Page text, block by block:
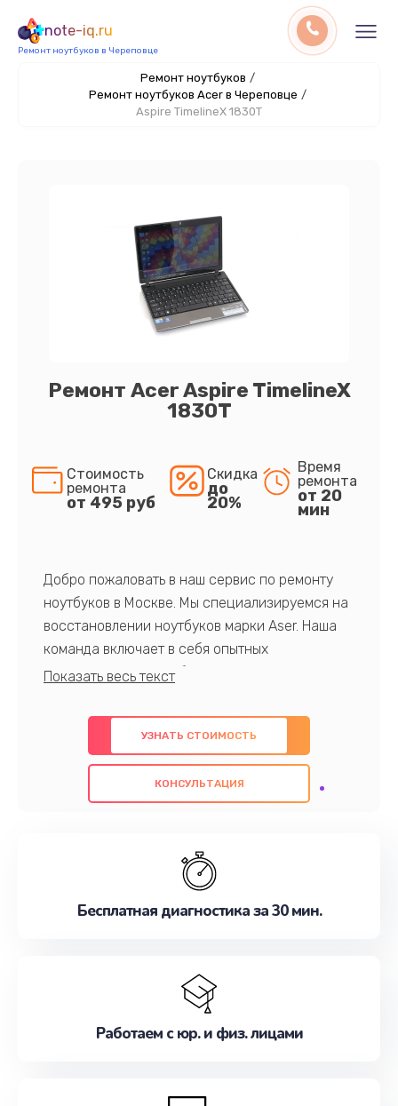
note-iq.ru
Ремонт ноутбуков в Череповце
Ремонт ноутбуков /
Ремонт ноутбуков Acer в Череповце /
Aspire TimelineX 1830T
Ремонт Acer Aspire TimelineX
1830T
Стоимость
ремонта
от 495 руб
Скидка
до
20%
Время
ремонта
от 20
мин
Добро пожаловать в наш сервис по ремонту
ноутбуков в Москве. Мы специализируемся на
восстановлении ноутбуков марки Aser. Наша
команда включает в себя опытных
профессионалов с обширными знаниями и
предлагаем быстрый и качественный ремонт с
использованием оригинальных компонентов, а
также гарантируем качество всех
проведенных работ. Наша цель - предоставить
наилучшим образом. Не медлите записаться на
УЗНАТЬ СТОИМОСТЬ
КОНСУЛЬТАЦИЯ
Бесплатная диагностика за 30 мин.
Работаем с юр. и физ. лицами